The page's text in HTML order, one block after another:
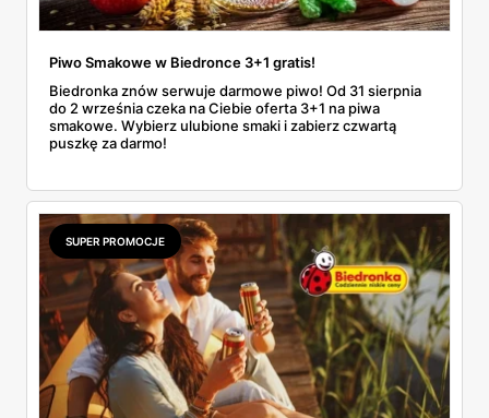
Piwo Smakowe w Biedronce 3+1 gratis!
Biedronka znów serwuje darmowe piwo! Od 31 sierpnia
do 2 września czeka na Ciebie oferta 3+1 na piwa
smakowe. Wybierz ulubione smaki i zabierz czwartą
puszkę za darmo!
SUPER PROMOCJE